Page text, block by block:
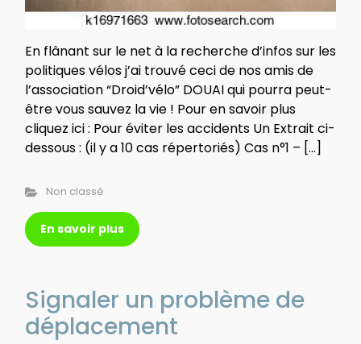
En flânant sur le net à la recherche d’infos sur les
politiques vélos j’ai trouvé ceci de nos amis de
l’association “Droid’vélo” DOUAI qui pourra peut-
être vous sauvez la vie ! Pour en savoir plus
cliquez ici : Pour éviter les accidents Un Extrait ci-
dessous : (il y a 10 cas répertoriés) Cas n°1 – […]
Non classé
En savoir plus
Signaler un problème de
déplacement